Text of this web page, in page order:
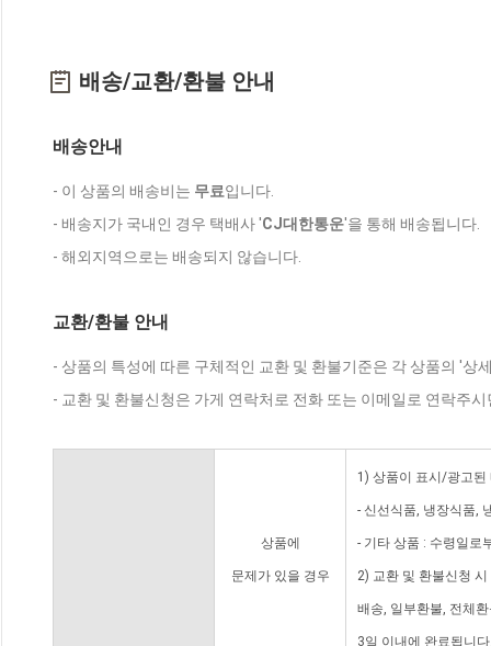
배송/교환/환불 안내
배송안내
- 이 상품의 배송비는 무료입니다.
- 배송지가 국내인 경우 택배사 'CJ대한통운'을 통해 배송됩니다.
- 해외지역으로는 배송되지 않습니다.
교환/환불 안내
- 상품의 특성에 따른 구체적인 교환 및 환불기준은 각 상품의 '상
- 교환 및 환불신청은 가게 연락처로 전화 또는 이메일로 연락주
상품에
문제가 있을 경우
1) 상품이 표시/광고된
- 신선식품, 냉장식품,
- 기타 상품 : 수령일로
2) 교환 및 환불신청
배송, 일부환불, 전체
3일 이내에 완료됩니